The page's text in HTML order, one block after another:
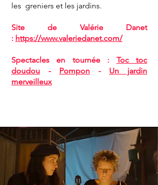
les greniers et les jardins.
Site de Valérie Danet
: https://www.valeriedanet.com/
Spectacles en tournée : Toc toc
doudou - Pompon - Un jardin
merveilleux